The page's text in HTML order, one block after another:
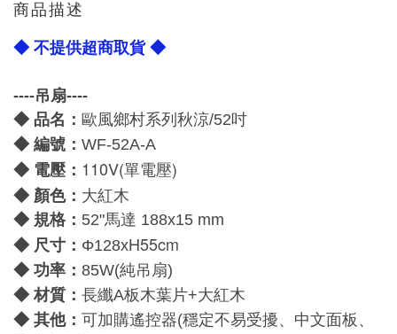
商品描述
◆ 不提供超商取貨 ◆
----吊扇----
◆ 品名： 歐風鄉村系列秋涼/52吋
◆ 編號： WF-52A-A
◆ 電壓： 110V(單電壓)
◆ 顏色： 大紅木
◆ 規格： 52"馬達 188x15 mm
◆ 尺寸： Φ128xH55cm
◆ 功率： 85W(純吊扇)
◆ 材質： 長纖A板木葉片+大紅木
◆ 其他： 可加購遙控器(穩定不易受擾、中文面板、